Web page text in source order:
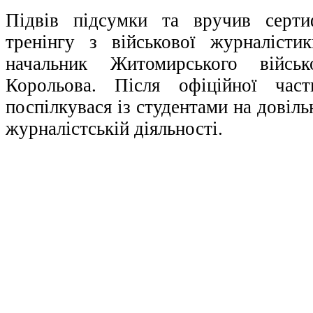
Підвів підсумки та вручив
тренінгу з військової
начальник Житомирського
Корольова. Після офіційної
поспілкувася із студентами на
журналістській діяльності.